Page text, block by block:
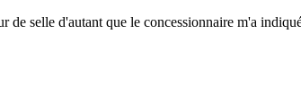
de selle d'autant que le concessionnaire m'a